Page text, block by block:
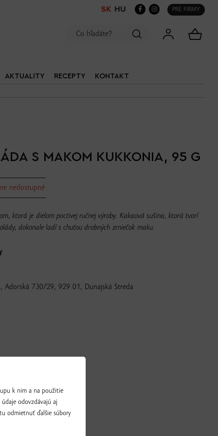
PRE FIRMY
SK HU
AKTUALITY RECEPTY KONTAKT
S MAKOM KUKKONIA, 95 G
nedostupné
ktorá je dielom poctivej ručnej výroby. Kakaová sušina, ktorá tvorí
dokonale ladí s chuťou drobných zrniečok maku.
Adorská 730/29, 929 01, Dunajská Streda
k nim a na použitie
odovzdávajú aj
odmietnuť ďalšie súbory